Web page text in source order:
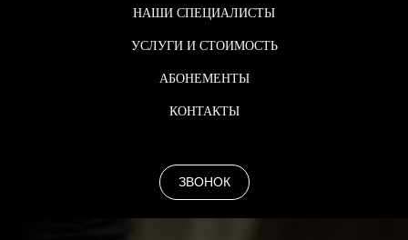
НАШИ СПЕЦИАЛИСТЫ
УСЛУГИ И СТОИМОСТЬ
АБОНЕМЕНТЫ
КОНТАКТЫ
ЗВОНОК